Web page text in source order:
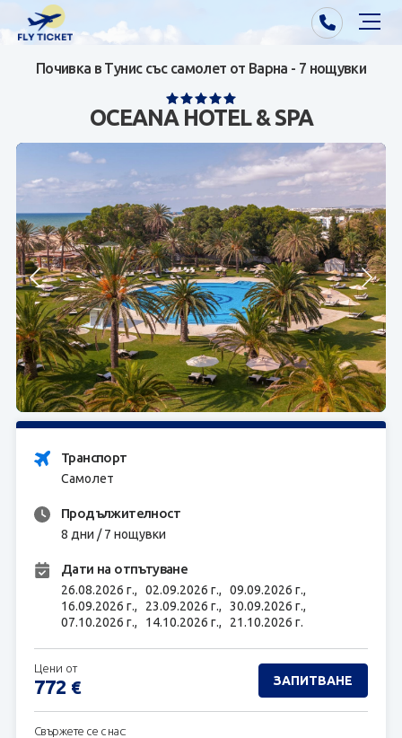
Почивки от Варна
Екзотика
Почивки от София/Пловдив/Бургас
Самолетни билети
Визи
Контакти
За нас
ЗАПИТВАНЕ
Почивка в Тунис със самолет от Варна - 7 нощувки
OCEANA HOTEL & SPA
Транспорт
Самолет
Продължителност
8 дни / 7 нощувки
Дати на отпътуване
26.08.2026 г., 02.09.2026 г., 09.09.2026 г.,
16.09.2026 г., 23.09.2026 г., 30.09.2026 г.,
07.10.2026 г., 14.10.2026 г., 21.10.2026 г.
Свържете се с нас:
Цени от
772 € ЗАПИТВАНЕ